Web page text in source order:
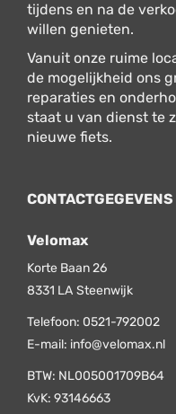
tijdens en na de
willen genieten.
Vanuit onze ruime
de mogelijkheid ons
reparaties en
staat u van dienst te
nieuwe fiets.
CONTACTGEGEVENS
Velomax
Korte Baan 26
8331 LA Steenwijk
Telefoon: 0521-792002
E-mail: info@velomax.nl
BTW: NL005001709B64
KvK: 93146663